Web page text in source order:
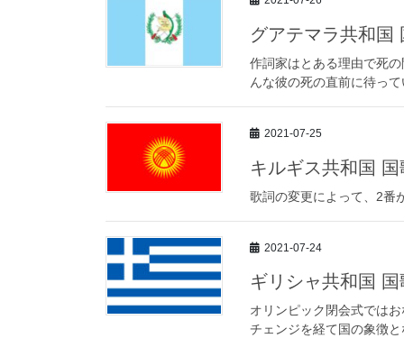
グアテマラ共和国
作詞家はとある理由で死
んな彼の死の直前に待っ
2021-07-25
キルギス共和国
歌詞の変更によって、2番
2021-07-24
ギリシャ共和国
オリンピック閉会式では
チェンジを経て国の象徴